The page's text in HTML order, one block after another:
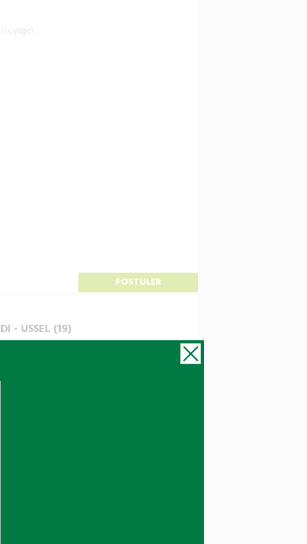
;
POSTULER
- USSEL (19)
des leaders français en gestion
Rhône-Alpes, et Bourgogne
et vous assurez les responsabilités et
et leur engagement à long